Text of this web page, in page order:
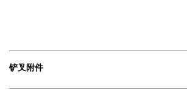
铲叉附件